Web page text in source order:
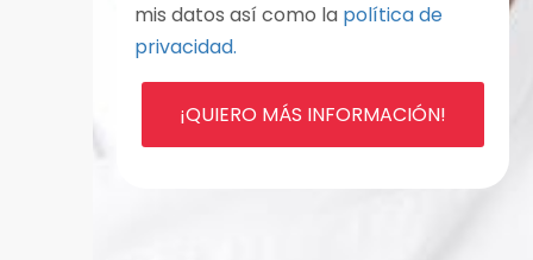
mis datos así como la política de
privacidad.